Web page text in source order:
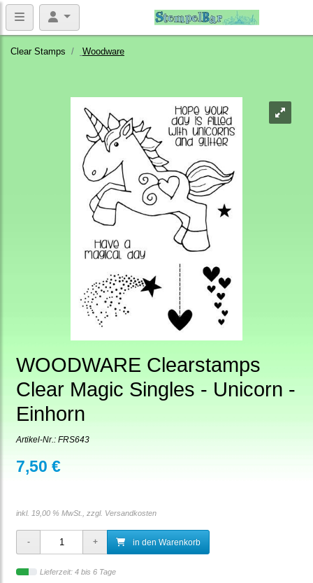
Clear Stamps Woodware
WOODWARE Clearstamps
Clear Magic Singles - Unicorn -
Einhorn
Artikel-Nr.: FRS643
7,50 €
inkl. 19,00 % MwSt., zzgl. Versandkosten
in den Warenkorb
Lieferzeit: 4 bis 6 Tage